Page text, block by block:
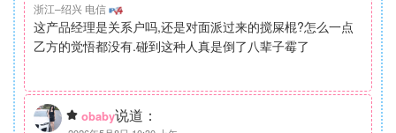
浙江–绍兴 电信
这产品经理是关系户吗,还是对面派过来的搅屎棍?怎么一点
乙方的觉悟都没有.碰到这种人真是倒了八辈子霉了
obaby说道：